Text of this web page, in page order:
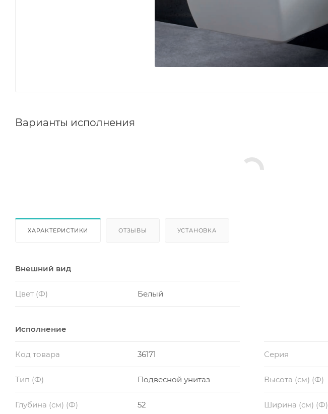
Варианты исполнения
ХАРАКТЕРИСТИКИ ОТЗЫВЫ УСТАНОВКА
Внешний вид
Цвет (Ф) Белый
Исполнение
Код товара 36171 Серия
Тип (Ф) Подвесной унитаз Высота (см) (Ф)
Глубина (см) (Ф) 52 Ширина (см) (Ф)